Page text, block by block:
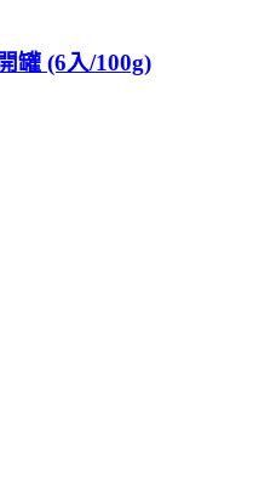
罐 (6入/100g)